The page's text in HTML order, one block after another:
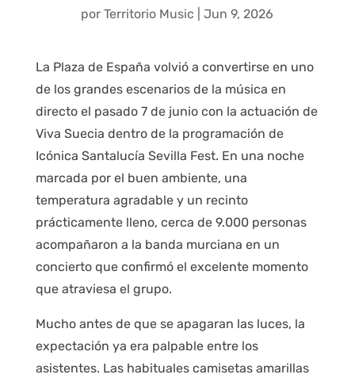
porTerritorio Music |Jun 9, 2026
La Plaza de España volvió a convertirse en uno
de los grandes escenarios de la música en
directo el pasado 7 de junio con la actuación de
Viva Suecia dentro de la programación de
Icónica Santalucía Sevilla Fest. En una noche
marcada por el buen ambiente, una
temperatura agradable y un recinto
prácticamente lleno, cerca de 9.000 personas
acompañaron a la banda murciana en un
concierto que confirmó el excelente momento
que atraviesa el grupo.
Mucho antes de que se apagaran las luces, la
expectación ya era palpable entre los
asistentes. Las habituales camisetas amarillas